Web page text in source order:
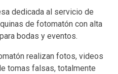
dedicada al servicio de
de fotomatón con alta
bodas y eventos.
realizan fotos, videos
tomas falsas, totalmente